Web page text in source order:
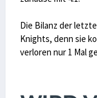
Die Bilanz der
Knights, denn sie
verloren nur 1 Mal